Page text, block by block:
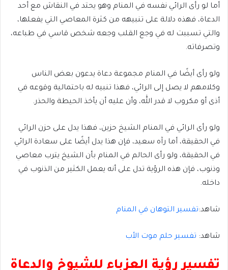
أما لو رأى الرائي نفسه في المنام وهو يحتد في النقاش مع أحد
الدعاة، فهذه دلالة على تنبيهه من كثرة المعاصي التي يفعلها،
والتي تسببت له في وجع القلب وجعه شخص قاسي في طباعه،
وتصرفاته.
ولو رأى أيضًا في المنام مجموعة دعاة يدعون بعض الناس
وكلامهم لا يصل إلى الرائي، فهذا تنبيه له باحتمالية وقوعه في
أذى أو مكروب لا قدر الله، وأن عليه أن يأخذ الحيطة والحذر.
ولو رأى الرائي في المنام الشيخ حزين، فهذا يدل على حزن الرائي
في الحقيقة، أما رآه سعيد، فإن هذا يدل أيضًا على سعادة الرائي
في الحقيقة، ولو رأى الحالم في المنام بأن الشيخ يترب معاصي
وذنوب، فإن هذه الرؤية تدل على أنه يعمل الكثير من الذنوب في
داخله.
شاهد:تفسير التوهان في المنام
شاهد: تفسير حلم موت الأب
تفسير رؤية العزباء للشيوخ والدعاة